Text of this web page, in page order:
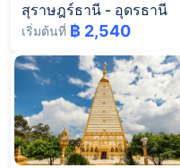
สุราษฎร์ธานี - อุดรธานี
เริ่มต้นที่ ฿ 2,540